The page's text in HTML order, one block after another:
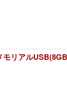
モリアル